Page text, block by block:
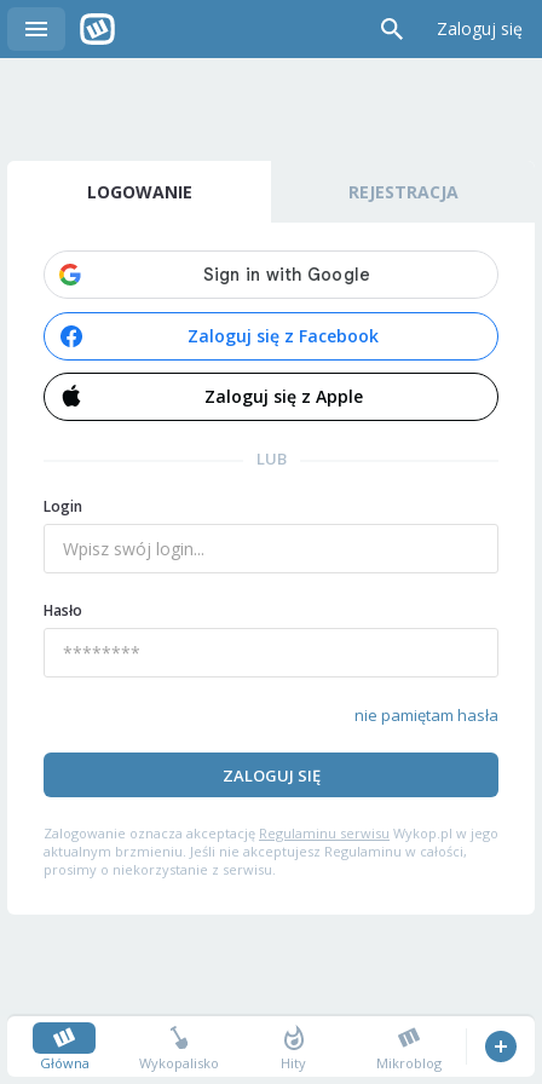
Zaloguj się
LOGOWANIE REJESTRACJA
Zaloguj się z Facebook
Zaloguj się z Apple
LUB
Login
Hasło
nie pamiętam hasła
ZALOGUJ SIĘ
Zalogowanie oznacza akceptację Regulaminu serwisu Wykop.pl w jego
aktualnym brzmieniu. Jeśli nie akceptujesz Regulaminu w całości,
prosimy o niekorzystanie z serwisu.
Główna Wykopalisko Hity Mikroblog